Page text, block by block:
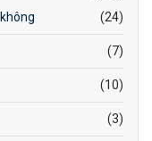
(24)
(7)
(10)
(3)